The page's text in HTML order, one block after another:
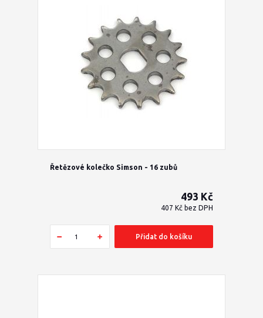
Řetězové kolečko Simson - 16 zubů
493 Kč
407 Kč bez DPH
Přidat do košíku